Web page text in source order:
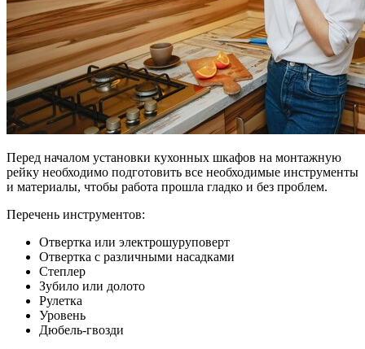
Перед началом установки кухонных шкафов на монтажную
рейку необходимо подготовить все необходимые инструменты
и материалы, чтобы работа прошла гладко и без проблем.
Перечень инструментов:
Отвертка или электрошуруповерт
Отвертка с различными насадками
Степлер
Зубило или долото
Рулетка
Уровень
Дюбель-гвозди